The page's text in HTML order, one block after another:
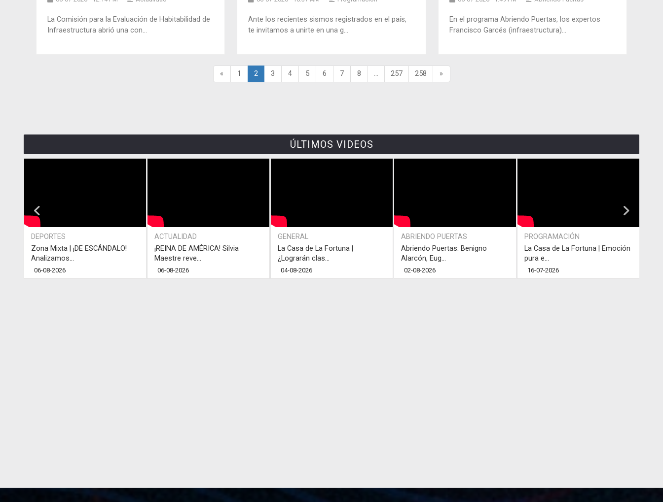
La Comisión para la Evaluación de Habitabilidad de
Infraestructura abrió una con...
Ante los recientes sismos registrados en el país,
te invitamos a unirte en una g...
En el programa Abriendo Puertas, los expertos
Francisco Garcés (infraestructura)...
« 1 2 3 4 5 6 7 8 ... 257 258 »
ÚLTIMOS VIDEOS
DEPORTES
Zona Mixta | ¡DE ESCÁNDALO!
Analizamos...
06-08-2026
ACTUALIDAD
¡REINA DE AMÉRICA! Silvia
Maestre reve...
06-08-2026
GENERAL
La Casa de La Fortuna |
¿Lograrán clas...
04-08-2026
ABRIENDO PUERTAS
Abriendo Puertas: Benigno
Alarcón, Eug...
02-08-2026
PROGRAMACIÓN
La Casa de La Fortuna | Emoción
pura e...
16-07-2026